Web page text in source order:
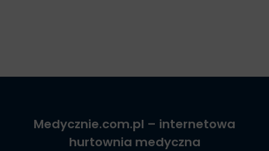
Medycznie.com.pl – internetowa
hurtownia medyczna